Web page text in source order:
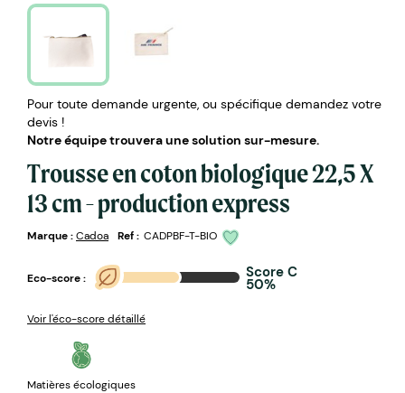
Pour toute demande urgente, ou spécifique demandez votre
devis !
Notre équipe trouvera une solution sur-mesure.
Trousse en coton biologique 22,5 X
13 cm - production express
Marque :Cadoa Ref : CADPBF-T-BIO
Eco-score : Score C
50%
Voir l'éco-score détaillé
Matières écologiques